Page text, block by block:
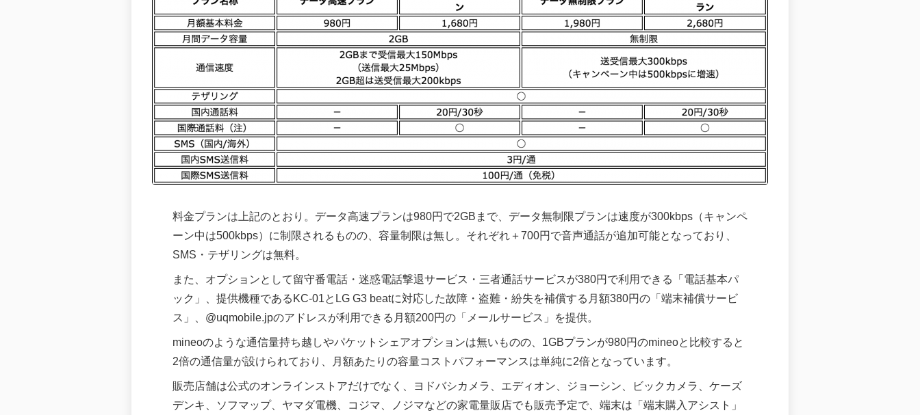
料金プランは上記のとおり。データ高速プランは980円で2GBまで、データ無制限プランは速度が300kbps（キャンペ
ーン中は500kbps）に制限されるものの、容量制限は無し。それぞれ＋700円で音声通話が追加可能となっており、
SMS・テザリングは無料。
また、オプションとして留守番電話・迷惑電話撃退サービス・三者通話サービスが380円で利用できる「電話基本パ
ック」、提供機種であるKC-01とLG G3 beatに対応した故障・盗難・紛失を補償する月額380円の「端末補償サービ
ス」、@uqmobile.jpのアドレスが利用できる月額200円の「メールサービス」を提供。
mineoのような通信量持ち越しやパケットシェアオプションは無いものの、1GBプランが980円のmineoと比較すると
2倍の通信量が設けられており、月額あたりの容量コストパフォーマンスは単純に2倍となっています。
販売店舗は公式のオンラインストアだけでなく、ヨドバシカメラ、エディオン、ジョーシン、ビックカメラ、ケーズ
デンキ、ソフマップ、ヤマダ電機、コジマ、ノジマなどの家電量販店でも販売予定で、端末は「端末購入アシスト」